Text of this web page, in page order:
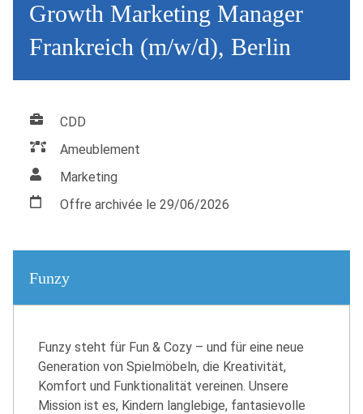
Growth Marketing Manager
Frankreich (m/w/d), Berlin
CDD
Ameublement
Marketing
Offre archivée le 29/06/2026
Funzy
Funzy steht für Fun & Cozy – und für eine neue
Generation von Spielmöbeln, die Kreativität,
Komfort und Funktionalität vereinen. Unsere
Mission ist es, Kindern langlebige, fantasievolle